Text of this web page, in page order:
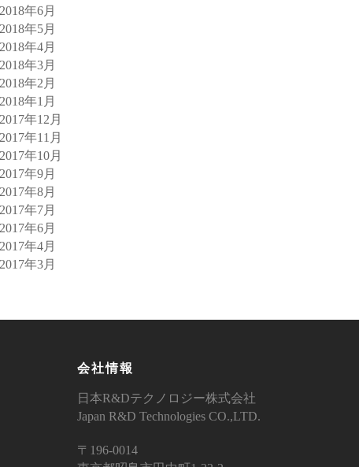
2018年6月
2018年5月
2018年4月
2018年3月
2018年2月
2018年1月
2017年12月
2017年11月
2017年10月
2017年9月
2017年8月
2017年7月
2017年6月
2017年4月
2017年3月
会社情報
日本R&Dテクノロジー株式会社
Japan R&D Technologies CO.,LTD.
〒196-0014